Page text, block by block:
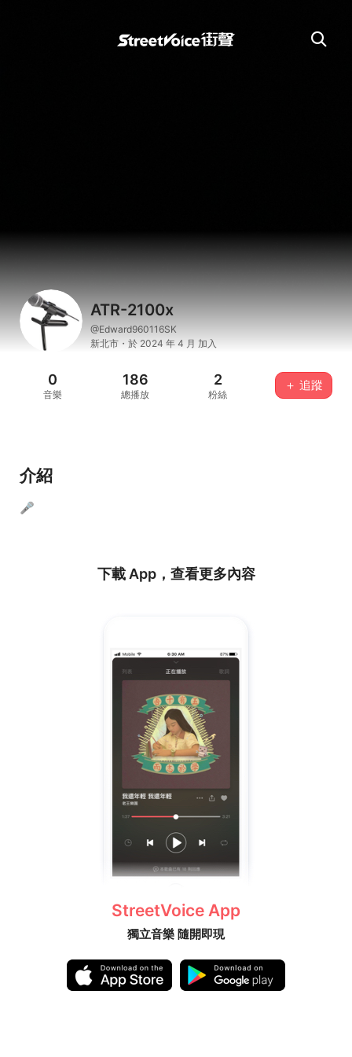
ATR-2100x
@Edward960116SK
新北市・於 2024 年 4 月 加入
0
音樂
186
總播放
2
粉絲
＋ 追蹤
介紹
🎤
下載 App，查看更多內容
StreetVoice App
獨立音樂 隨開即現